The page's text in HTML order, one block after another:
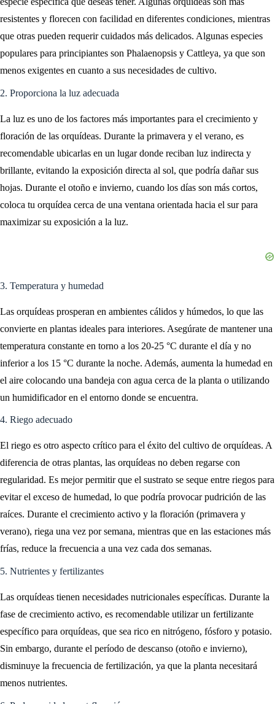
resistentes y florecen con facilidad en diferentes condiciones, mientras
que otras pueden requerir cuidados más delicados. Algunas especies
populares para principiantes son Phalaenopsis y Cattleya, ya que son
menos exigentes en cuanto a sus necesidades de cultivo.
2. Proporciona la luz adecuada
La luz es uno de los factores más importantes para el crecimiento y
floración de las orquídeas. Durante la primavera y el verano, es
recomendable ubicarlas en un lugar donde reciban luz indirecta y
brillante, evitando la exposición directa al sol, que podría dañar sus
hojas. Durante el otoño e invierno, cuando los días son más cortos,
coloca tu orquídea cerca de una ventana orientada hacia el sur para
maximizar su exposición a la luz.
3. Temperatura y humedad
Las orquídeas prosperan en ambientes cálidos y húmedos, lo que las
convierte en plantas ideales para interiores. Asegúrate de mantener una
temperatura constante en torno a los 20-25 °C durante el día y no
inferior a los 15 °C durante la noche. Además, aumenta la humedad en
el aire colocando una bandeja con agua cerca de la planta o utilizando
un humidificador en el entorno donde se encuentra.
4. Riego adecuado
El riego es otro aspecto crítico para el éxito del cultivo de orquídeas. A
diferencia de otras plantas, las orquídeas no deben regarse con
regularidad. Es mejor permitir que el sustrato se seque entre riegos para
evitar el exceso de humedad, lo que podría provocar pudrición de las
raíces. Durante el crecimiento activo y la floración (primavera y
verano), riega una vez por semana, mientras que en las estaciones más
frías, reduce la frecuencia a una vez cada dos semanas.
5. Nutrientes y fertilizantes
Las orquídeas tienen necesidades nutricionales específicas. Durante la
fase de crecimiento activo, es recomendable utilizar un fertilizante
específico para orquídeas, que sea rico en nitrógeno, fósforo y potasio.
Sin embargo, durante el período de descanso (otoño e invierno),
disminuye la frecuencia de fertilización, ya que la planta necesitará
menos nutrientes.